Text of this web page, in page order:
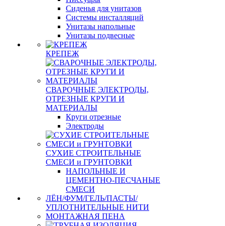
Сиденья для унитазов
Системы инсталляций
Унитазы напольные
Унитазы подвесные
КРЕПЕЖ
СВАРОЧНЫЕ ЭЛЕКТРОДЫ,
ОТРЕЗНЫЕ КРУГИ И
МАТЕРИАЛЫ
Круги отрезные
Электроды
СУХИЕ СТРОИТЕЛЬНЫЕ
СМЕСИ и ГРУНТОВКИ
НАПОЛЬНЫЕ И
ЦЕМЕНТНО-ПЕСЧАНЫЕ
СМЕСИ
ЛЁН/ФУМ/ГЕЛЬ/ПАСТЫ/
УПЛОТНИТЕЛЬНЫЕ НИТИ
МОНТАЖНАЯ ПЕНА